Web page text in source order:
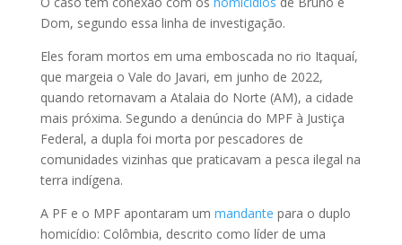
Dom, segundo essa linha de investigação.
Eles foram mortos em uma emboscada no rio Itaquaí,
que margeia o Vale do Javari, em junho de 2022,
quando retornavam a Atalaia do Norte (AM), a cidade
mais próxima. Segundo a denúncia do MPF à Justiça
Federal, a dupla foi morta por pescadores de
comunidades vizinhas que praticavam a pesca ilegal na
terra indígena.
A PF e o MPF apontaram um mandante para o duplo
homicídio: Colômbia, descrito como líder de uma